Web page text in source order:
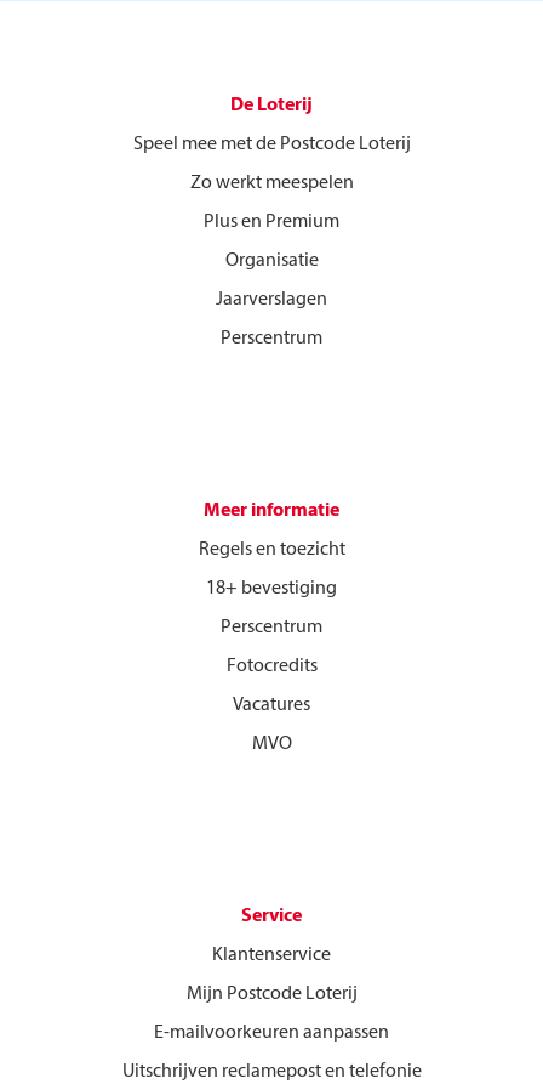
De Loterij
Speel mee met de Postcode Loterij
Zo werkt meespelen
Plus en Premium
Organisatie
Jaarverslagen
Perscentrum
Meer informatie
Regels en toezicht
18+ bevestiging
Perscentrum
Fotocredits
Vacatures
MVO
Service
Klantenservice
Mijn Postcode Loterij
E-mailvoorkeuren aanpassen
Uitschrijven reclamepost en telefonie